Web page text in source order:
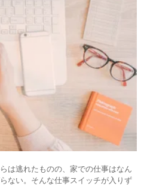
は逃れたものの、家での仕事はなん
ない。そんな仕事スイッチが入りず